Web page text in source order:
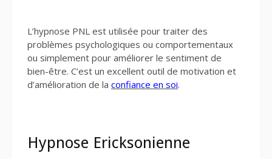
L’hypnose PNL est utilisée pour traiter des
problèmes psychologiques ou comportementaux
ou simplement pour améliorer le sentiment de
bien-être. C’est un excellent outil de motivation et
d’amélioration de la confiance en soi.
Hypnose Ericksonienne